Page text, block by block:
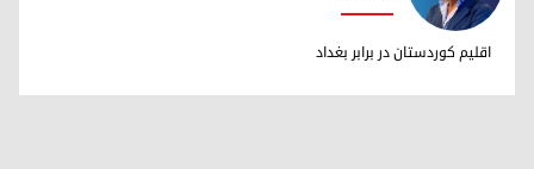
دکتر ابراهیم خالد
اقلیم کوردستان در برابر بغداد